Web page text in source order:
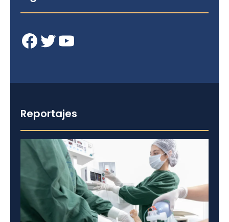
Facebook Twitter YouTube
Reportajes